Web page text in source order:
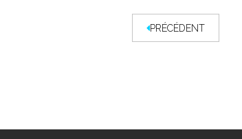
PRÉCÉDENT